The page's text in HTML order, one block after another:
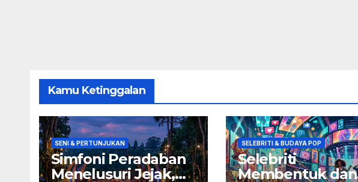
Kamu Ketinggalan
SENI & PERTUNJUKAN
Simfoni Peradaban
Menelusuri Jejak,
SELEBRITI & BUDAYA POP
Selebriti
Membentuk dan